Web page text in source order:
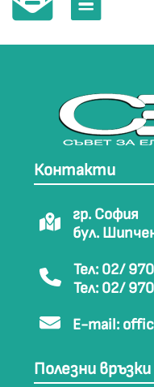
Контакти
гр. София
бул.
Тел: 02/
Тел: 02/
E-mail:
Полезни връзки